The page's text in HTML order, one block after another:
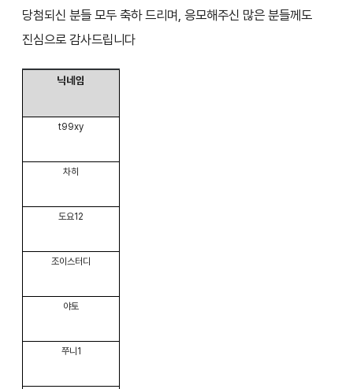
당첨되신 분들 모두 축하 드리며, 응모해주신 많은 분들께도
진심으로 감사드립니다
닉네임
t99xy
차히
도요12
조이스터디
야토
쭈니1